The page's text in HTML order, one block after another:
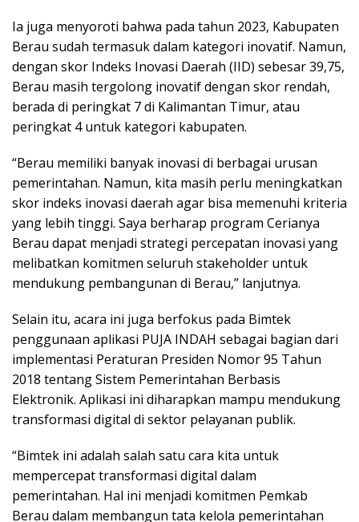
Ia juga menyoroti bahwa pada tahun 2023, Kabupaten
Berau sudah termasuk dalam kategori inovatif. Namun,
dengan skor Indeks Inovasi Daerah (IID) sebesar 39,75,
Berau masih tergolong inovatif dengan skor rendah,
berada di peringkat 7 di Kalimantan Timur, atau
peringkat 4 untuk kategori kabupaten.
“Berau memiliki banyak inovasi di berbagai urusan
pemerintahan. Namun, kita masih perlu meningkatkan
skor indeks inovasi daerah agar bisa memenuhi kriteria
yang lebih tinggi. Saya berharap program Cerianya
Berau dapat menjadi strategi percepatan inovasi yang
melibatkan komitmen seluruh stakeholder untuk
mendukung pembangunan di Berau,” lanjutnya.
Selain itu, acara ini juga berfokus pada Bimtek
penggunaan aplikasi PUJA INDAH sebagai bagian dari
implementasi Peraturan Presiden Nomor 95 Tahun
2018 tentang Sistem Pemerintahan Berbasis
Elektronik. Aplikasi ini diharapkan mampu mendukung
transformasi digital di sektor pelayanan publik.
“Bimtek ini adalah salah satu cara kita untuk
mempercepat transformasi digital dalam
pemerintahan. Hal ini menjadi komitmen Pemkab
Berau dalam membangun tata kelola pemerintahan